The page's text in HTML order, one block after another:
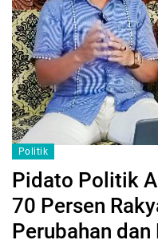
Politik
Pidato Politik
70 Persen
Perubahan